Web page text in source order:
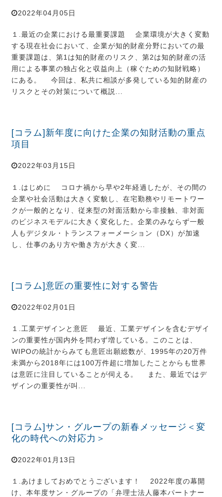
2022年04月05日
１.最近の企業における最重要課題 企業環境が大きく変動
する現在社会において、企業が知的財産分野においての最
重要課題は、第1は知的財産のリスク、第2は知的財産の活
用による事業の独占化と収益向上（稼ぐための知財戦略）
にある。 今回は、私共に相談が多発している知的財産の
リスクとその対策について概説...
[コラム]新年度に向けた企業の知財活動の重点
項目
2022年03月15日
１.はじめに コロナ禍から早や2年経過したが、その間の
企業や社会活動は大きく変貌し、在宅勤務やリモートワー
クが一般的となり、従来型の対面活動から非接触、非対面
のビジネスモデルに大きく変化した。企業のみならず一般
人もデジタル・トランスフォーメーション（DX）が加速
し、仕事のあり方や働き方が大きく変...
[コラム]意匠の重要性に対する警告
2022年02月01日
１.工業デザインと意匠 最近、工業デザインを含むデザイ
ンの重要性が国内外を問わず増している。このことは、
WIPOの統計からみても意匠出願総数が、1995年の20万件
未満から2018年には100万件超に増加したことからも世界
は意匠に注目していることが伺える。 また、最近ではデ
ザインの重要性が叫...
[コラム]サン・グループの新春メッセージ＜変
化の時代への対応力＞
2022年01月13日
１.あけましておめでとうございます！ 2022年度の幕開
け、本年度サン・グループの「弁理士法人藤本パートナー